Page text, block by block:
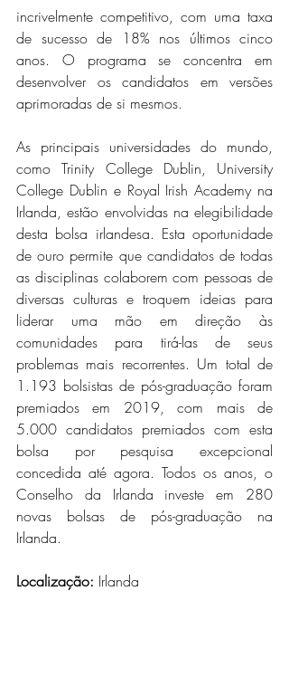
incrivelmente competitivo, com uma taxa
de sucesso de 18% nos últimos cinco
anos. O programa se concentra em
desenvolver os candidatos em versões
aprimoradas de si mesmos.
As principais universidades do mundo,
como Trinity College Dublin, University
College Dublin e Royal Irish Academy na
Irlanda, estão envolvidas na elegibilidade
desta bolsa irlandesa. Esta oportunidade
de ouro permite que candidatos de todas
as disciplinas colaborem com pessoas de
diversas culturas e troquem ideias para
liderar uma mão em direção às
comunidades para tirá-las de seus
problemas mais recorrentes. Um total de
1.193 bolsistas de pós-graduação foram
premiados em 2019, com mais de
5.000 candidatos premiados com esta
bolsa por pesquisa excepcional
concedida até agora. Todos os anos, o
Conselho da Irlanda investe em 280
novas bolsas de pós-graduação na
Irlanda.
Localização: Irlanda